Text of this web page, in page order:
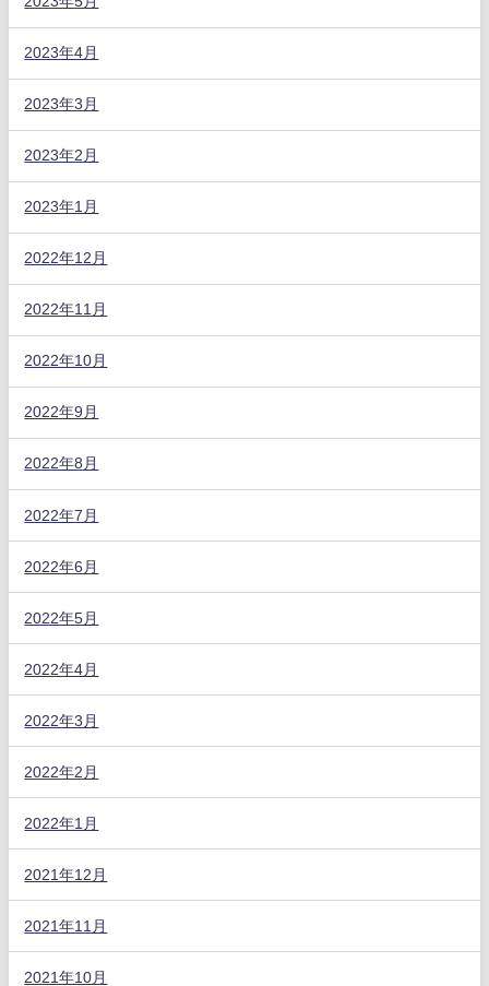
2023年4月
2023年3月
2023年2月
2023年1月
2022年12月
2022年11月
2022年10月
2022年9月
2022年8月
2022年7月
2022年6月
2022年5月
2022年4月
2022年3月
2022年2月
2022年1月
2021年12月
2021年11月
2021年10月